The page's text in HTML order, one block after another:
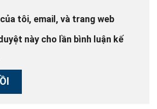
tôi, email, và trang web
này cho lần bình luận kế